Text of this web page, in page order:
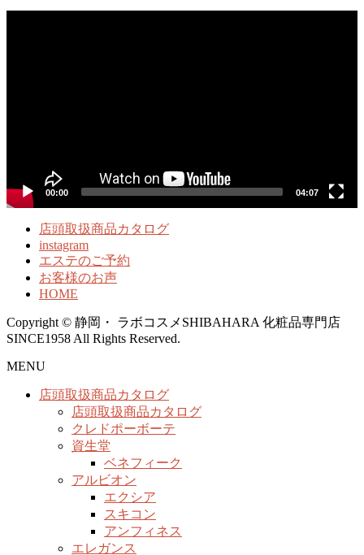
00:00 04:07
店頭取扱商品カタログ
instagram
エステのご予約
お客様のお声
HOME
Copyright © 静岡・ ラボコスメSHIBAHARA 化粧品専門店
SINCE1958 All Rights Reserved.
MENU
店頭取扱商品カタログ
店頭取扱商品カタログ
クレドポーボーテ
資生堂
ベネフィーク
アルビオン
エクシア
スキコン
アンフィネス
エレガンス